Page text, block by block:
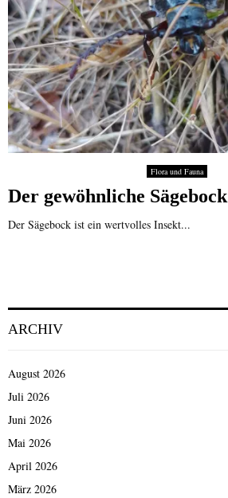
Flora und Fauna
Der gewöhnliche Sägebock
Der Sägebock ist ein wertvolles Insekt...
ARCHIV
August 2026
Juli 2026
Juni 2026
Mai 2026
April 2026
März 2026